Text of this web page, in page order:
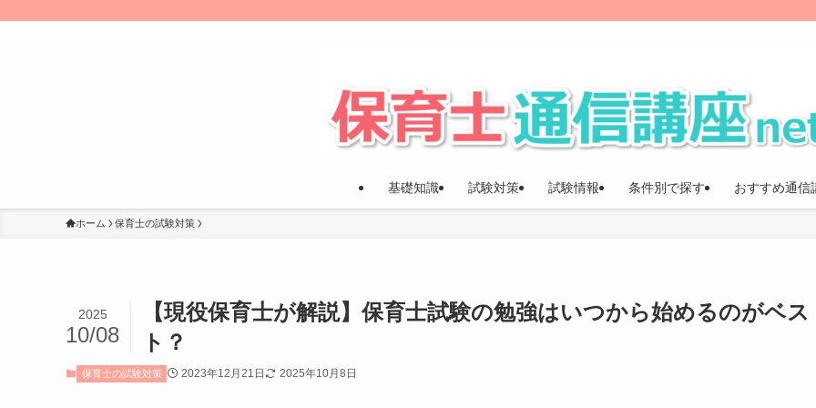
基礎知識 試験対策 試験情報 条件別で探す おすすめ通信
ホーム 保育士の試験対策
【現役保育士が解説】保育士試験の勉強はいつから始めるのがベス
ト？
2025
10/08
保育士の試験対策 2023年12月21日 2025年10月8日